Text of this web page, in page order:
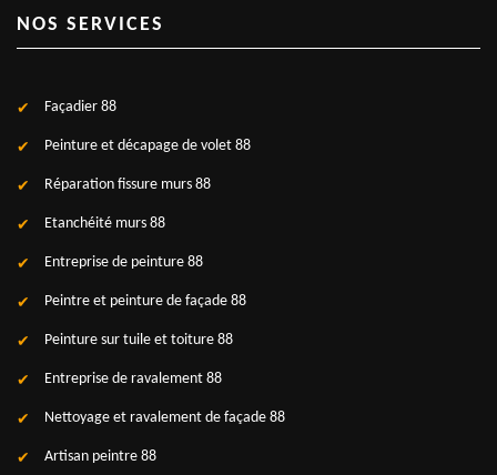
NOS SERVICES
Façadier 88
Peinture et décapage de volet 88
Réparation fissure murs 88
Etanchéité murs 88
Entreprise de peinture 88
Peintre et peinture de façade 88
Peinture sur tuile et toiture 88
Entreprise de ravalement 88
Nettoyage et ravalement de façade 88
Artisan peintre 88